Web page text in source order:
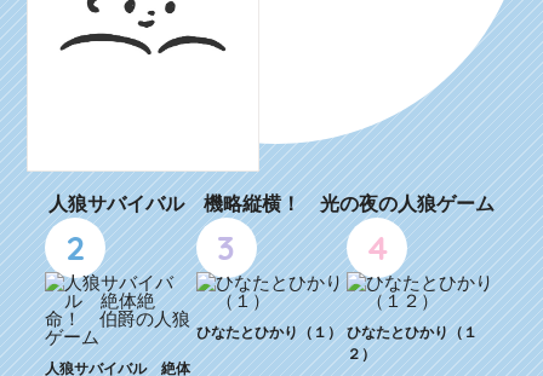
人狼サバイバル 機略縦横！ 光の夜の人狼ゲーム
2
人狼サバイバル 絶体
3
ひなたとひかり（１）
4
ひなたとひかり（１
２）